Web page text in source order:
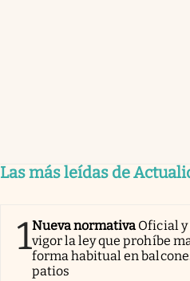
Las más leídas de
1Nueva normativa Oficial y
vigor la ley que prohíbe
forma habitual en
patios